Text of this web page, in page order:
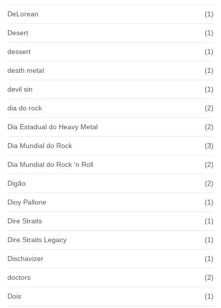
DeLorean (1)
Desert (1)
dessert (1)
desth metal (1)
devil sin (1)
dia do rock (2)
Dia Estadual do Heavy Metal (2)
Dia Mundial do Rock (3)
Dia Mundial do Rock 'n Roll (2)
Digão (2)
Dioy Pallone (1)
Dire Straits (1)
Dire Straits Legacy (1)
Dischavizer (1)
doctors (2)
Dois (1)